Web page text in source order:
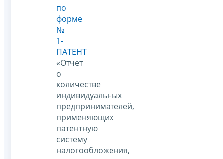
по
форме
№
1-
ПАТЕНТ
«Отчет
о
количестве
индивидуальных
предпринимателей,
применяющих
патентную
систему
налогообложения,